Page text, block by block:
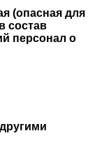
(опасная для
состав
персонал о